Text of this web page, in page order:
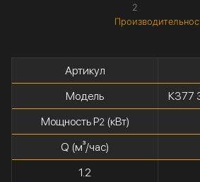
2
Артикул
Модель
К377
Мощность P2(кВт)
Q (м³/час)
1.2